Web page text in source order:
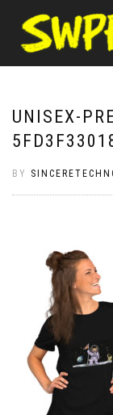
UNISEX-
BY